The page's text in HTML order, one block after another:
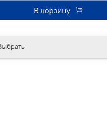
В корзину